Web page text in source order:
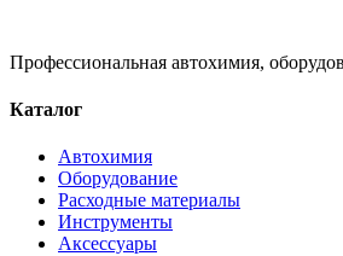
Профессиональная автохимия,
Каталог
Автохимия
Оборудование
Расходные материалы
Инструменты
Аксессуары